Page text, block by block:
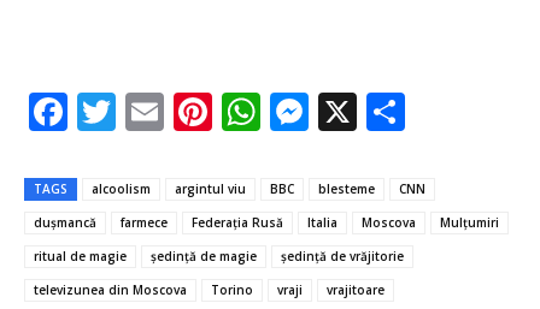
F
e
b
o
T
it
te
r
E
ai
l
Pi
er
es
t
W
at
s
A
M
se
n
g
X
ta
je
TAGS alcoolism argintul viu BBC blesteme
CNN
duşmancă
farmece Federaţia Rusă Italia Moscova
Mulţumiri
ritual de magie
şedinţă de magie
şedinţă de vrăjitorie
televizunea din Moscova
Torino vraji
vrajitoare